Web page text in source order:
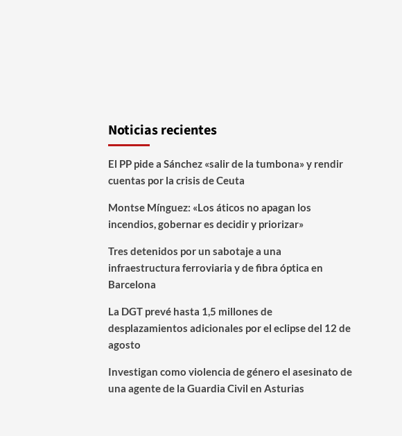
Noticias recientes
El PP pide a Sánchez «salir de la tumbona» y rendir
cuentas por la crisis de Ceuta
Montse Mínguez: «Los áticos no apagan los
incendios, gobernar es decidir y priorizar»
Tres detenidos por un sabotaje a una
infraestructura ferroviaria y de fibra óptica en
Barcelona
La DGT prevé hasta 1,5 millones de
desplazamientos adicionales por el eclipse del 12 de
agosto
Investigan como violencia de género el asesinato de
una agente de la Guardia Civil en Asturias